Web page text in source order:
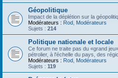
Géopolitique
Impact de la déplétion sur la
Modérateurs : Rod Modérateurs
Sujets : 214
Politique nationale et locale
Ce forum ne traite pas du «grand
pétrolier, à l'échelle du pays, des
Modérateurs : Rod Modérateurs
Sujets : 119